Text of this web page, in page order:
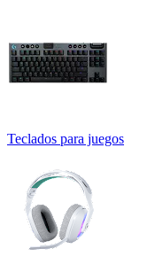
Teclados para juegos